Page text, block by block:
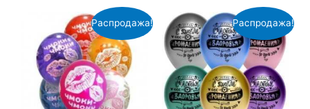
Распродажа! Распродажа!